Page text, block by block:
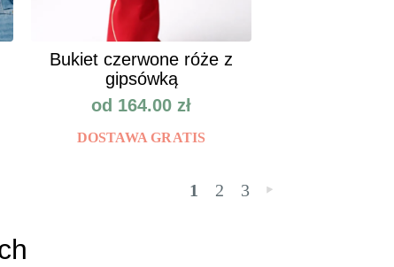
Bukiet czerwone róże z
gipsówką
od 164.00 zł
DOSTAWA GRATIS
1 2 3 »